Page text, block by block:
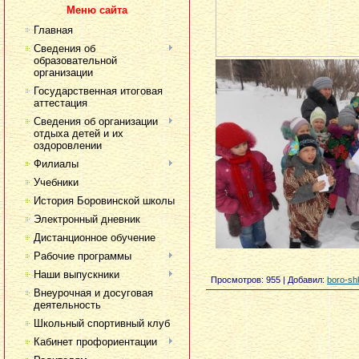
Меню сайта
Главная
Сведения об
образовательной
организации
Государственная итоговая
аттестация
Сведения об организации
отдыха детей и их
оздоровлении
Филиалы
Учебники
История Боровинской школы
Электронный дневник
Дистанционное обучение
Рабочие программы
Наши выпускники
Внеурочная и досуговая
деятельность
Школьный спортивный клуб
Кабинет профориентации
Просмотров: 955 |Добавил: boro-